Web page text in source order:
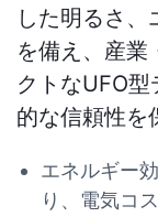
した明るさ
を備え、産業
クトなUFO
的な信頼性を
エネルギー
り、電気コ